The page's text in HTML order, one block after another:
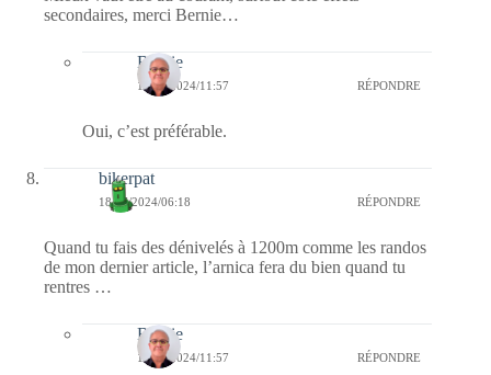
secondaires, merci Bernie…
Bernie
18/07/2024/11:57 RÉPONDRE
Oui, c’est préférable.
bikerpat
18/07/2024/06:18 RÉPONDRE
Quand tu fais des dénivelés à 1200m comme les randos
de mon dernier article, l’arnica fera du bien quand tu
rentres …
Bernie
18/07/2024/11:57 RÉPONDRE